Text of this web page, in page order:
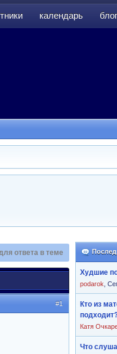
календарь
Худшие
podarok
Кто из
Катя
Что
ответа в теме
#1